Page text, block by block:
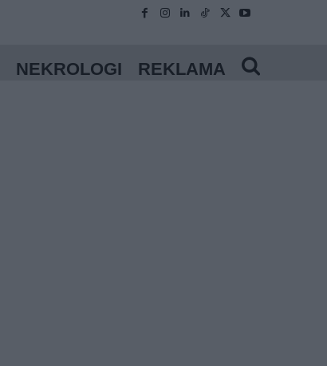
NEKROLOGI REKLAMA